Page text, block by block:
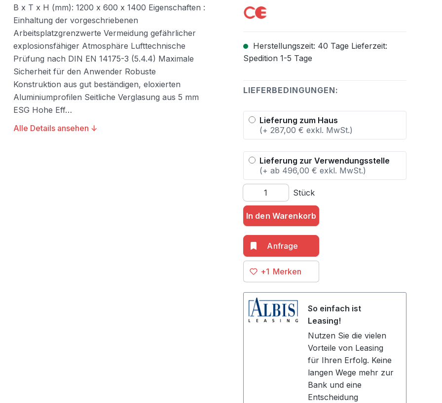
B x T x H (mm): 1200 x 600 x 1400 Eigenschaften :
Einhaltung der vorgeschriebenen
Arbeitsplatzgrenzwerte Vermeidung gefährlicher
explosionsfähiger Atmosphäre Lufttechnische
Prüfung nach DIN EN 14175-3 (5.4.4) Maximale
Sicherheit für den Anwender Robuste
Konstruktion aus gut beständigen, eloxierten
Aluminiumprofilen Seitliche Verglasung aus 5 mm
ESG Hohe Eff…
Alle Details ansehen ↓
Herstellungszeit: 40 Tage Lieferzeit:
Spedition 1-5 Tage
LIEFERBEDINGUNGEN:
Lieferung zum Haus
(+ 287,00 € exkl. MwSt.)
Lieferung zur Verwendungsstelle
(+ ab 496,00 € exkl. MwSt.)
Produkt Anzahl: Gib den gewünschten Wert ein
Stück
In den Warenkorb
+1
So einfach ist
Leasing!
Nutzen Sie die vielen
Vorteile von Leasing
für Ihren Erfolg. Keine
langen Wege mehr zur
Bank und eine
Entscheidung